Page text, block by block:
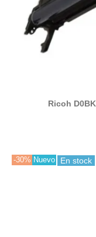
Ricoh
-30% Nuevo En stock